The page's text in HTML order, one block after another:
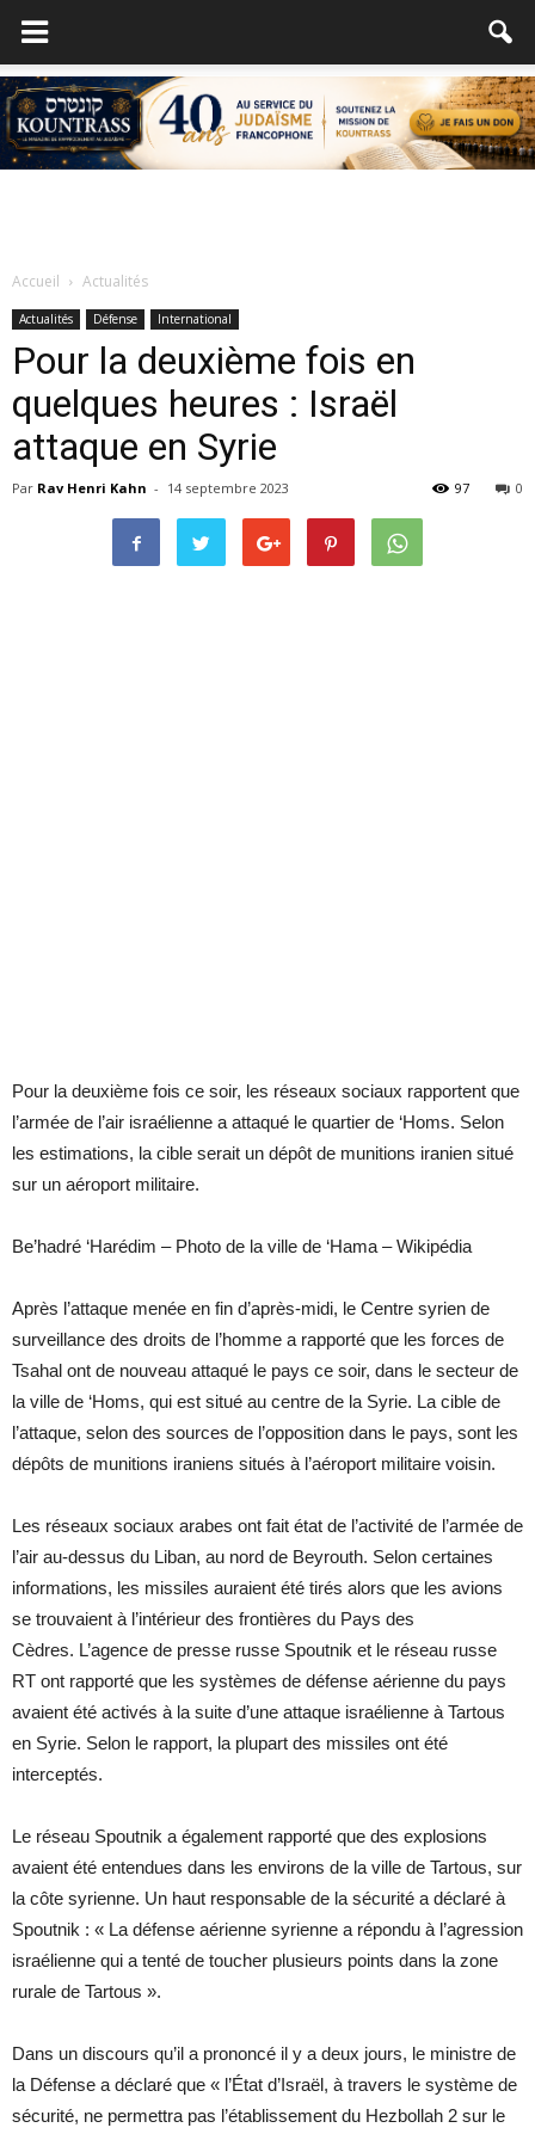
Accueil Actualités
Actualités Défense International
Pour la deuxième fois en
quelques heures : Israël
attaque en Syrie
Par Rav Henri Kahn - 14 septembre 2023 0
97
Pour la deuxième fois ce soir, les réseaux sociaux rapportent que
l’armée de l’air israélienne a attaqué le quartier de ‘Homs. Selon
les estimations, la cible serait un dépôt de munitions iranien situé
sur un aéroport militaire.
Be’hadré ‘Harédim – Photo de la ville de ‘Hama – Wikipédia
Après l’attaque menée en fin d’après-midi, le Centre syrien de
surveillance des droits de l’homme a rapporté que les forces de
Tsahal ont de nouveau attaqué le pays ce soir, dans le secteur de
la ville de ‘Homs, qui est situé au centre de la Syrie. La cible de
l’attaque, selon des sources de l’opposition dans le pays, sont les
dépôts de munitions iraniens situés à l’aéroport militaire voisin.
Les réseaux sociaux arabes ont fait état de l’activité de l’armée de
l’air au-dessus du Liban, au nord de Beyrouth. Selon certaines
informations, les missiles auraient été tirés alors que les avions
se trouvaient à l’intérieur des frontières du Pays des
Cèdres. L’agence de presse russe Spoutnik et le réseau russe
RT ont rapporté que les systèmes de défense aérienne du pays
avaient été activés à la suite d’une attaque israélienne à Tartous
en Syrie. Selon le rapport, la plupart des missiles ont été
interceptés.
Le réseau Spoutnik a également rapporté que des explosions
avaient été entendues dans les environs de la ville de Tartous, sur
la côte syrienne. Un haut responsable de la sécurité a déclaré à
Spoutnik : « La défense aérienne syrienne a répondu à l’agression
israélienne qui a tenté de toucher plusieurs points dans la zone
rurale de Tartous ».
Dans un discours qu’il a prononcé il y a deux jours, le ministre de
la Défense a déclaré que « l’État d’Israël, à travers le système de
sécurité, ne permettra pas l’établissement du Hezbollah 2 sur le